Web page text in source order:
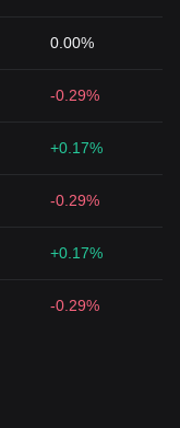
0.00%
-0.29%
+0.17%
-0.29%
+0.17%
-0.29%